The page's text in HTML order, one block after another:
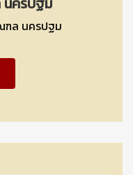
ล นครปฐม